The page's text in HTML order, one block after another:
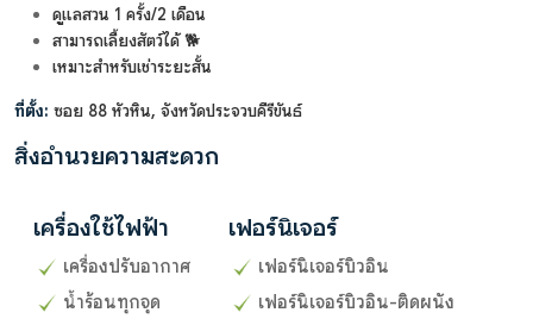
ดูแลสวน 1 ครั้ง/2 เดือน
สามารถเลี้ยงสัตว์ได้ 🐕
เหมาะสำหรับเช่าระยะสั้น
ที่ตั้ง: ซอย 88 หัวหิน, จังหวัดประจวบคีรีขันธ์
สิ่งอำนวยความสะดวก
เครื่องใช้ไฟฟ้า
เครื่องปรับอากาศ
น้ำร้อนทุกจุด
เฟอร์นิเจอร์
เฟอร์นิเจอร์บิวอิน
เฟอร์นิเจอร์บิวอิน-ติดผนัง